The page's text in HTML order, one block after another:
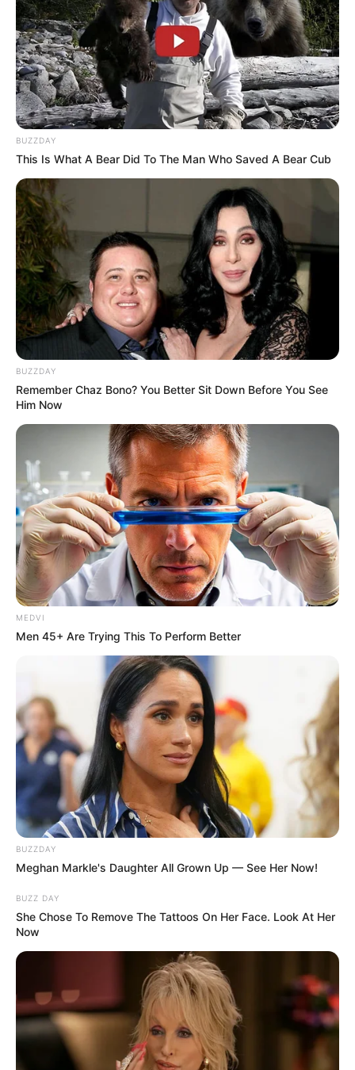
BUZZDAY
This Is What A Bear Did To The Man Who Saved A Bear Cub
BUZZDAY
Remember Chaz Bono? You Better Sit Down Before You See
Him Now
MEDVI
Men 45+ Are Trying This To Perform Better
BUZZDAY
Meghan Markle's Daughter All Grown Up — See Her Now!
BUZZ DAY
She Chose To Remove The Tattoos On Her Face. Look At Her
Now